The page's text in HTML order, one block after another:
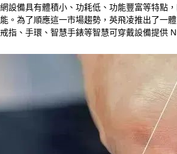
設備具有體積小、功耗低、功能豐富等特點
。為了順應這一市場趨勢，英飛凌推出了
指、手環、智慧手錶等智慧可穿戴設備提供